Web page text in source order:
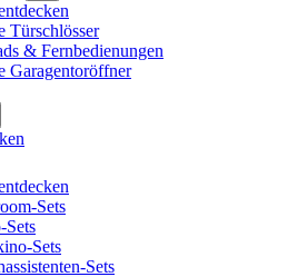
Türschlösser
& Fernbedienungen
Garagentoröffner
Sets
Sets
Sets
Sets